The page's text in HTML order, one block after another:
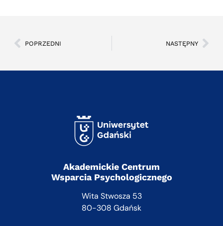
POPRZEDNI NASTĘPNY
Akademickie Centrum
Wsparcia Psychologicznego
Wita Stwosza 53
80-308 Gdańsk